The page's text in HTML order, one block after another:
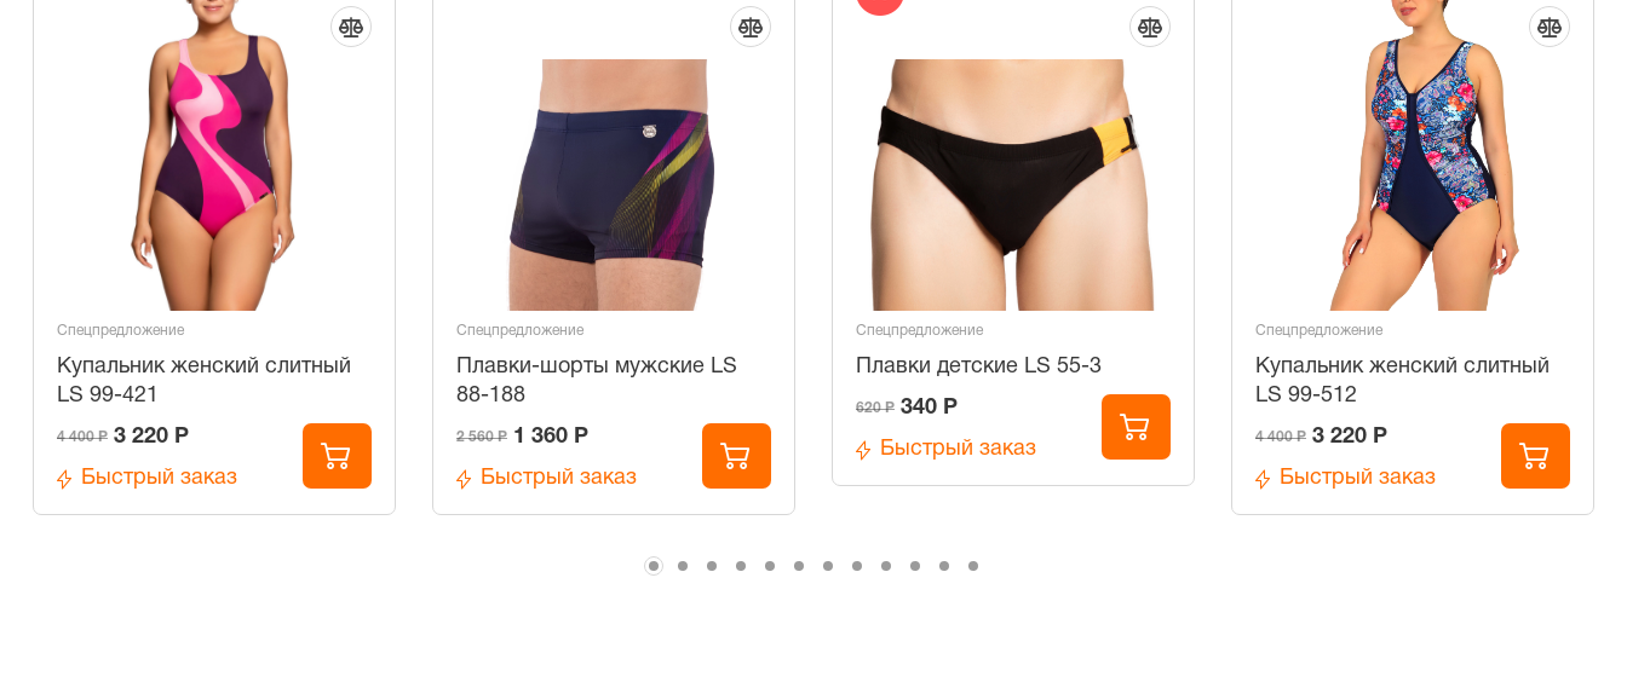
Спецпредложение
Купальник женский слитный
LS 99-421
4 400 Р 3 220 Р
Быстрый заказ
Спецпредложение
Плавки-шорты мужские LS
88-188
2 560 Р 1 360 Р
Быстрый заказ
Спецпредложение
Плавки детские LS 55-3
620 Р 340 Р
Быстрый заказ
Спецпредложение
Купальник женский слитный
LS 99-512
4 400 Р 3 220 Р
Быстрый заказ